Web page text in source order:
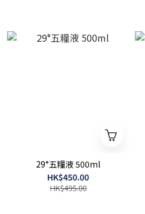
29°五糧液 500ml
HK$450.00
HK$495.00